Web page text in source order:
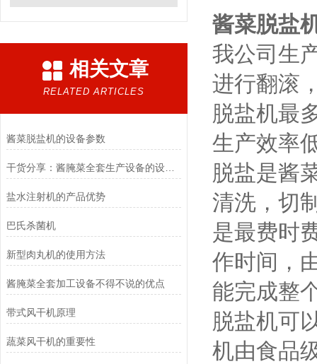
相关文章
RELATED ARTICLES
酱菜脱盐机的设备参数
干货分享：酱腌菜全套生产设备的设计要求
盐水注射机的产品优势
巴氏杀菌机
新型肉丸机的使用方法
酱腌菜全套加工设备不得不说的优点
带式风干机原理
蔬菜风干机的重要性
酱菜脱盐
我公司生
进行翻滚
脱盐机最
生产效率
脱盐是酱
清洗，切
是最费时
作时间，
能完成整
脱盐机可
机由食品